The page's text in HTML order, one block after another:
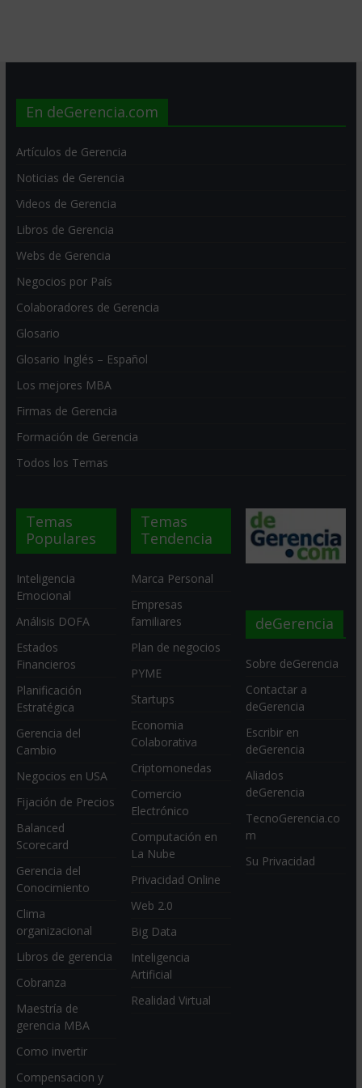
En deGerencia.com
Artículos de Gerencia
Noticias de Gerencia
Videos de Gerencia
Libros de Gerencia
Webs de Gerencia
Negocios por País
Colaboradores de Gerencia
Glosario
Glosario Inglés – Español
Los mejores MBA
Firmas de Gerencia
Formación de Gerencia
Todos los Temas
Temas
Populares
Inteligencia
Emocional
Análisis DOFA
Estados
Financieros
Planificación
Estratégica
Gerencia del
Cambio
Negocios en USA
Fijación de Precios
Balanced
Scorecard
Gerencia del
Conocimiento
Clima
organizacional
Libros de gerencia
Cobranza
Maestría de
gerencia MBA
Como invertir
Compensacion y
Temas
Tendencia
Marca Personal
Empresas
familiares
Plan de negocios
PYME
Startups
Economia
Colaborativa
Criptomonedas
Comercio
Electrónico
Computación en
La Nube
Privacidad Online
Web 2.0
Big Data
Inteligencia
Artificial
Realidad Virtual
deGerencia
Sobre deGerencia
Contactar a
deGerencia
Escribir en
deGerencia
Aliados
deGerencia
TecnoGerencia.co
m
Su Privacidad